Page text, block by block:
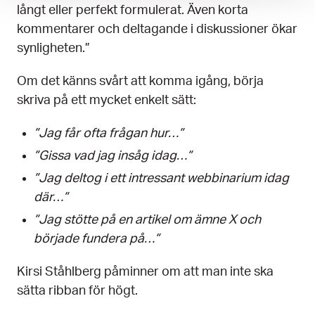
långt eller perfekt formulerat. Även korta
kommentarer och deltagande i diskussioner ökar
synligheten.”
Om det känns svårt att komma igång, börja
skriva på ett mycket enkelt sätt:
”Jag får ofta frågan hur…”
”Gissa vad jag insåg idag…”
”Jag deltog i ett intressant webbinarium idag
där…”
”Jag stötte på en artikel om ämne X och
började fundera på…”
Kirsi Ståhlberg påminner om att man inte ska
sätta ribban för högt.